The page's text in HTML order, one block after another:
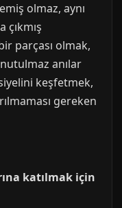
olmaz, aynı
parçası olmak,
anılar
keşfetmek,
gereken
katılmak için